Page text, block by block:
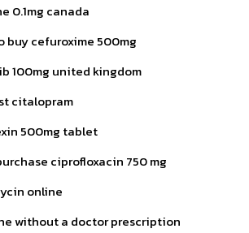
0.1mg canada
buy cefuroxime 500mg
100mg united kingdom
citalopram
500mg tablet
ciprofloxacin 750 mg
online
without a doctor prescription